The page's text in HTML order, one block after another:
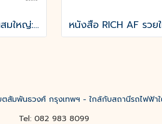
หนังสือ เก็บเล็กผสมใหญ่: ปรัชญาธุรกิจ จากผู้ล้มลุกเรียนรู้มากว่า 7 ทศวรรษ
มพันธวงศ์ กรุงเทพฯ - ใกล้กับสถานีรถไฟฟ้า
Tel: 082 983 8099